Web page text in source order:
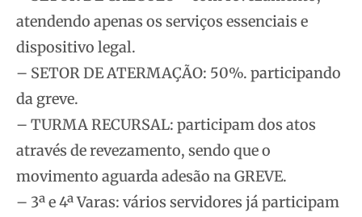
atendendo apenas os serviços essenciais e
dispositivo legal.
– SETOR DE ATERMAÇÃO: 50%. participando
da greve.
– TURMA RECURSAL: participam dos atos
através de revezamento, sendo que o
movimento aguarda adesão na GREVE.
– 3ª e 4ª Varas: vários servidores já participam